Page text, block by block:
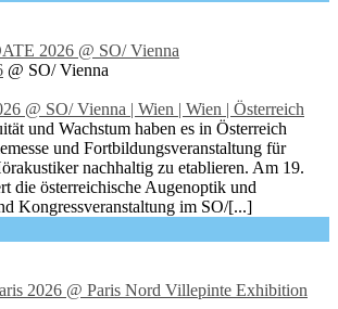
2026 @ SO/ Vienna
@ SO/ Vienna
und Wachstum haben es in Österreich
und Fortbildungsveranstaltung für
nachhaltig zu etablieren. Am 19.
die österreichische Augenoptik und
Kongressveranstaltung im SO/[...]
2026 @ Paris Nord Villepinte Exhibition